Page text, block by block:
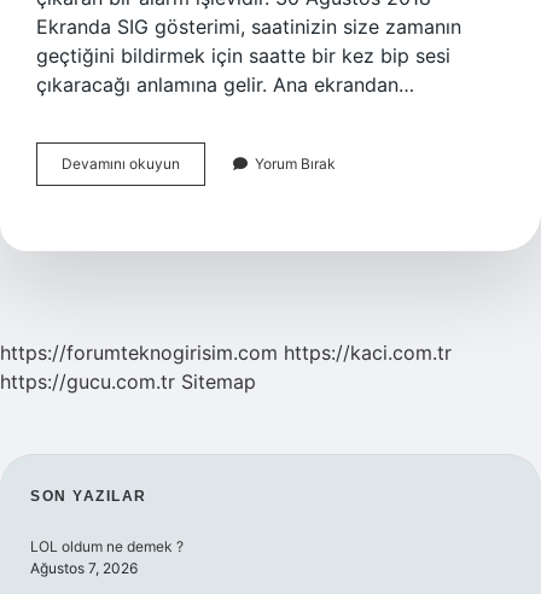
Ekranda SIG gösterimi, saatinizin size zamanın
geçtiğini bildirmek için saatte bir kez bip sesi
çıkaracağı anlamına gelir. Ana ekrandan…
Devamını okuyun
Saati
Demek
Yorum Bırak
https://forumteknogirisim.com https://kaci.com.tr
https://gucu.com.tr Sitemap
SIDEBAR
SON YAZILAR
LOL oldum ne demek ?
Ağustos 7, 2026